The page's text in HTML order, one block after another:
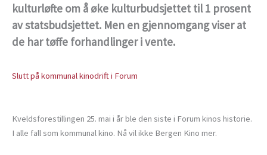
kulturløfte om å øke kulturbudsjettet til 1 prosent
av statsbudsjettet. Men en gjennomgang viser at
de har tøffe forhandlinger i vente.
Slutt på kommunal kinodrift i Forum
Kveldsforestillingen 25. mai i år ble den siste i Forum kinos historie.
I alle fall som kommunal kino. Nå vil ikke Bergen Kino mer.